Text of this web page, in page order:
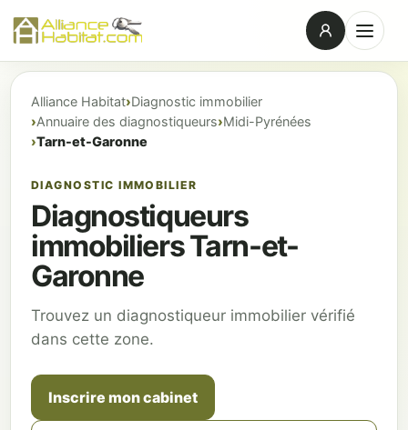
Alliance Habitat Diagnostic immobilier
Annuaire des diagnostiqueurs Midi-Pyrénées
Tarn-et-Garonne
DIAGNOSTIC IMMOBILIER
Diagnostiqueurs
immobiliers Tarn-et-
Garonne
Trouvez un diagnostiqueur immobilier vérifié
dans cette zone.
Inscrire mon cabinet